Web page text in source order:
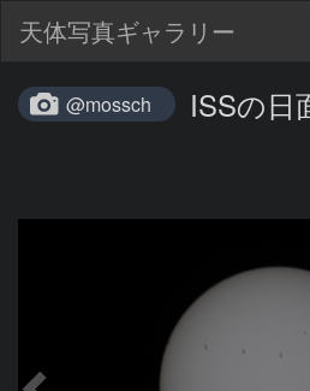
天体写真ギャラリー
@mossch ISSの日